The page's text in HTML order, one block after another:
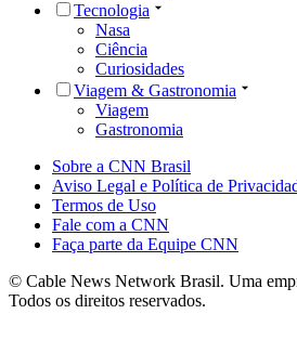
Tecnologia
Nasa
Ciência
Curiosidades
Viagem & Gastronomia
Viagem
Gastronomia
Sobre a CNN Brasil
Aviso Legal e Política de
Termos de Uso
Fale com a CNN
Faça parte da Equipe CNN
© Cable News Network Brasil. Uma
Todos os direitos reservados.